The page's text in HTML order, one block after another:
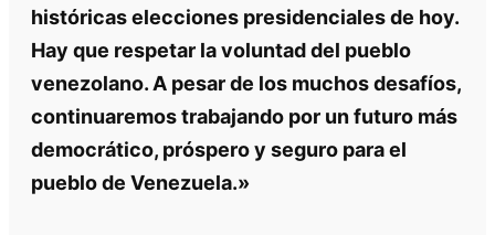
históricas elecciones presidenciales de hoy.
Hay que respetar la voluntad del pueblo
venezolano. A pesar de los muchos desafíos,
continuaremos trabajando por un futuro más
democrático, próspero y seguro para el
pueblo de Venezuela.»